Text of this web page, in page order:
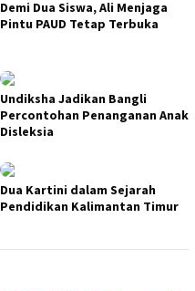
Demi Dua Siswa, Ali Menjaga
Pintu PAUD Tetap Terbuka
Undiksha Jadikan Bangli
Percontohan Penanganan Anak
Disleksia
Dua Kartini dalam Sejarah
Pendidikan Kalimantan Timur